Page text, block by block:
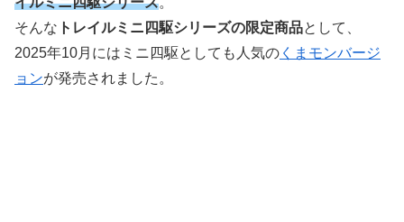
そんな トレイルミニ四駆シリーズの限定商品として、
2025年10月にはミニ四駆としても人気の くまモンバージ
ョンが発売されました。